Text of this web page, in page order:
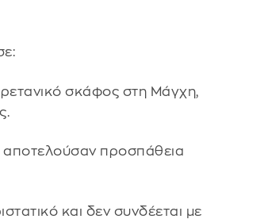
σκάφος στη Μάγχη,
αποτελούσαν προσπάθεια
και δεν συνδέεται με